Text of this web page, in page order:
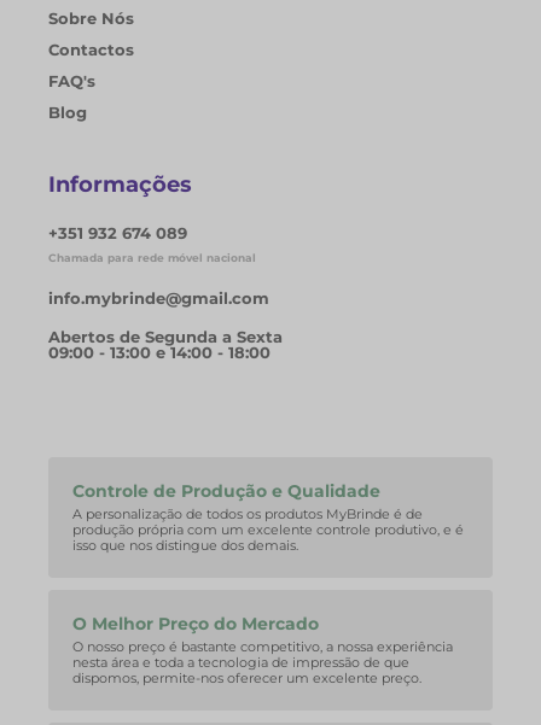
Sobre Nós
Contactos
FAQ's
Blog
Informações
+351 932 674 089
Chamada para rede móvel nacional
info.mybrinde@gmail.com
Abertos de Segunda a Sexta
09:00 - 13:00 e 14:00 - 18:00
Controle de Produção e Qualidade
A personalização de todos os produtos MyBrinde é de
produção própria com um excelente controle produtivo, e é
isso que nos distingue dos demais.
O Melhor Preço do Mercado
O nosso preço é bastante competitivo, a nossa experiência
nesta área e toda a tecnologia de impressão de que
dispomos, permite-nos oferecer um excelente preço.